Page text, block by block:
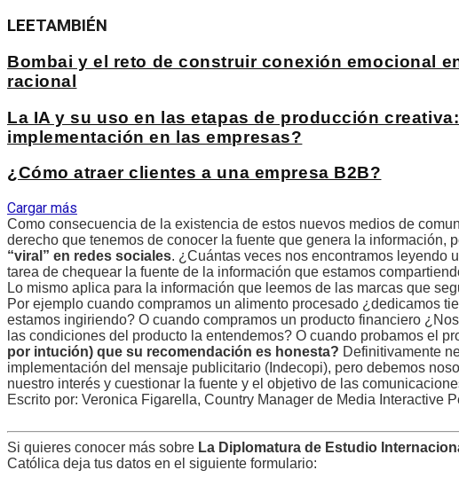
LEETAMBIÉN
Bombai y el reto de construir conexión emocional
racional
La IA y su uso en las etapas de producción
implementación en las empresas?
¿Cómo atraer clientes a una empresa B2B?
Cargar más
Como consecuencia de la existencia de estos nuevos medios de
derecho que tenemos de conocer la fuente que genera la información,
“viral” en redes sociales. ¿Cuántas veces nos encontramos leyendo
tarea de chequear la fuente de la información que estamos
Lo mismo aplica para la información que leemos de las marcas que
Por ejemplo cuando compramos un alimento procesado ¿dedicamos
estamos ingiriendo? O cuando compramos un producto financiero
las condiciones del producto la entendemos? O cuando probamos el
por intución) que su recomendación es honesta? Definitivamente
implementación del mensaje publicitario (Indecopi), pero debemos
nuestro interés y cuestionar la fuente y el objetivo de las
Escrito por: Veronica Figarella, Country Manager de Media Interactive
Si quieres conocer más sobre La Diplomatura de Estudio
Católica deja tus datos en el siguiente formulario: